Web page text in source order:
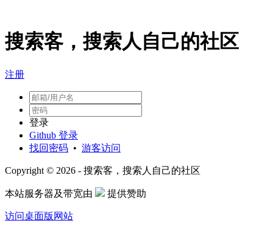
搜索客，搜索人自己的社区
注册
登录
Github 登录
找回密码 • 游客访问
Copyright © 2026 - 搜索客，搜索人自己的社区
本站服务器及带宽由 提供赞助
访问桌面版网站